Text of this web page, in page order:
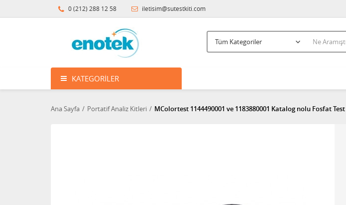
0 (212) 288 12 58 iletisim@sutestkiti.com
KATEGORILER
Ana Sayfa Portatif Analiz Kitleri MColortest 1144490001 ve 1183880001 Katalog nolu Fosfat